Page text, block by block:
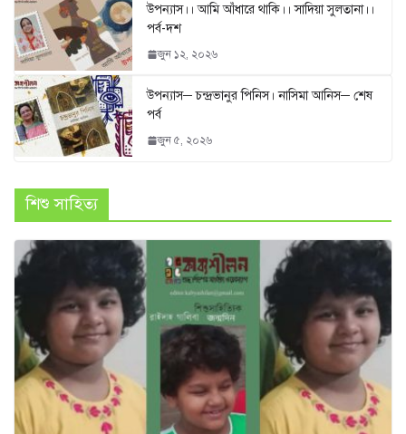
উপন্যাস।। আমি আঁধারে থাকি।। সাদিয়া সুলতানা।।
পর্ব-দশ
জুন ১২, ২০২৬
উপন্যাস─ চন্দ্রভানুর পিনিস। নাসিমা আনিস─ শেষ
পর্ব
জুন ৫, ২০২৬
শিশু সাহিত্য